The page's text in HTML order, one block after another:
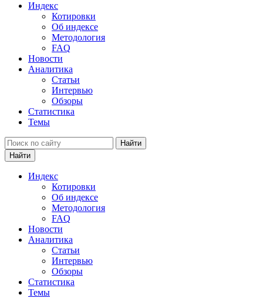
Индекс
Котировки
Об индексе
Методология
FAQ
Новости
Аналитика
Статьи
Интервью
Обзоры
Статистика
Темы
Найти
Найти
Индекс
Котировки
Об индексе
Методология
FAQ
Новости
Аналитика
Статьи
Интервью
Обзоры
Статистика
Темы